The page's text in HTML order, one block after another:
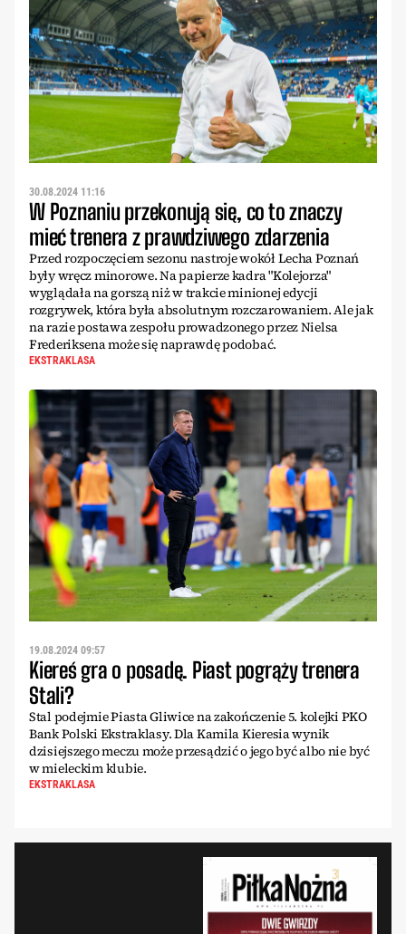
30.08.2024 11:16
W Poznaniu przekonują się, co to znaczy
mieć trenera z prawdziwego zdarzenia
Przed rozpoczęciem sezonu nastroje wokół Lecha Poznań
były wręcz minorowe. Na papierze kadra "Kolejorza"
wyglądała na gorszą niż w trakcie minionej edycji
rozgrywek, która była absolutnym rozczarowaniem. Ale jak
na razie postawa zespołu prowadzonego przez Nielsa
Frederiksena może się naprawdę podobać.
EKSTRAKLASA
19.08.2024 09:57
Kiereś gra o posadę. Piast pogrąży trenera
Stali?
Stal podejmie Piasta Gliwice na zakończenie 5. kolejki PKO
Bank Polski Ekstraklasy. Dla Kamila Kieresia wynik
dzisiejszego meczu może przesądzić o jego być albo nie być
w mieleckim klubie.
EKSTRAKLASA